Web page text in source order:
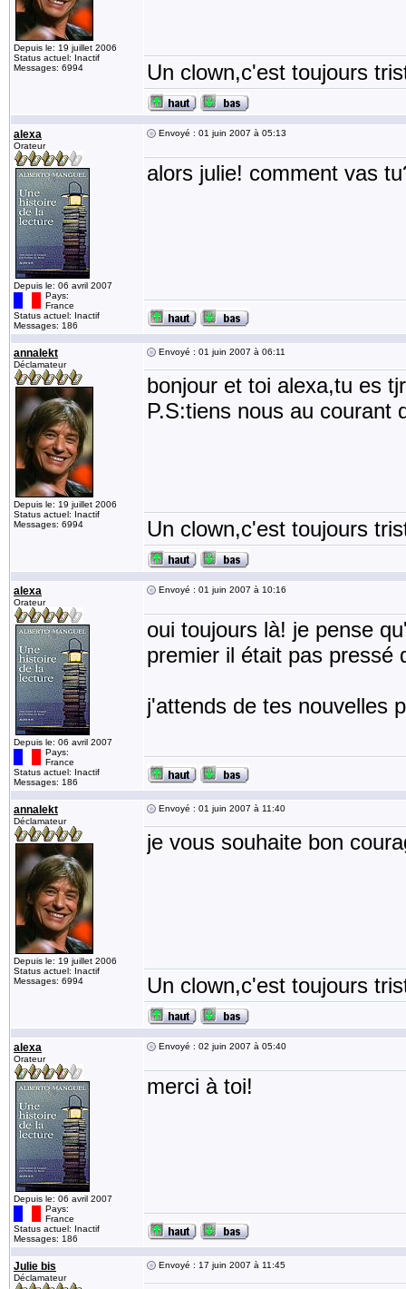
Depuis le: 19 juillet 2006
Status actuel: Inactif
Messages: 6994
Un clown,c'est toujours
alexa
Orateur
Depuis le: 06 avril 2007
Pays:
France
Status actuel: Inactif
Messages: 186
Envoyé : 01 juin 2007 à 05:13
alors julie! comment vas
annalekt
Déclamateur
Depuis le: 19 juillet 2006
Status actuel: Inactif
Messages: 6994
Envoyé : 01 juin 2007 à 06:11
bonjour et toi alexa,tu es
P.S:tiens nous au courant
Un clown,c'est toujours
alexa
Orateur
Depuis le: 06 avril 2007
Pays:
France
Status actuel: Inactif
Messages: 186
Envoyé : 01 juin 2007 à 10:16
oui toujours là! je pense
premier il était pas pressé
j'attends de tes nouvelles
annalekt
Déclamateur
Depuis le: 19 juillet 2006
Status actuel: Inactif
Messages: 6994
Envoyé : 01 juin 2007 à 11:40
je vous souhaite bon
Un clown,c'est toujours
alexa
Orateur
Depuis le: 06 avril 2007
Pays:
France
Status actuel: Inactif
Messages: 186
Envoyé : 02 juin 2007 à 05:40
merci à toi!
Julie bis
Déclamateur
Envoyé : 17 juin 2007 à 11:45